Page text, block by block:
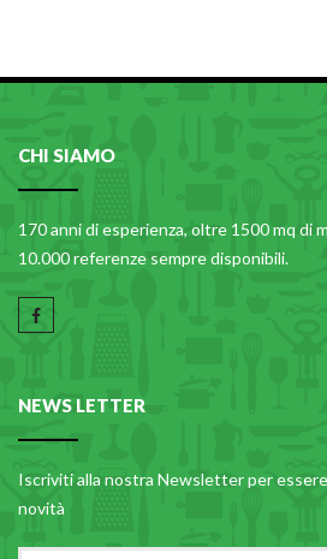
CHI SIAMO
170 anni di esperienza, oltre 1500 mq di
10.000 referenze sempre disponibili.
NEWS LETTER
Iscriviti alla nostra Newsletter per
novità